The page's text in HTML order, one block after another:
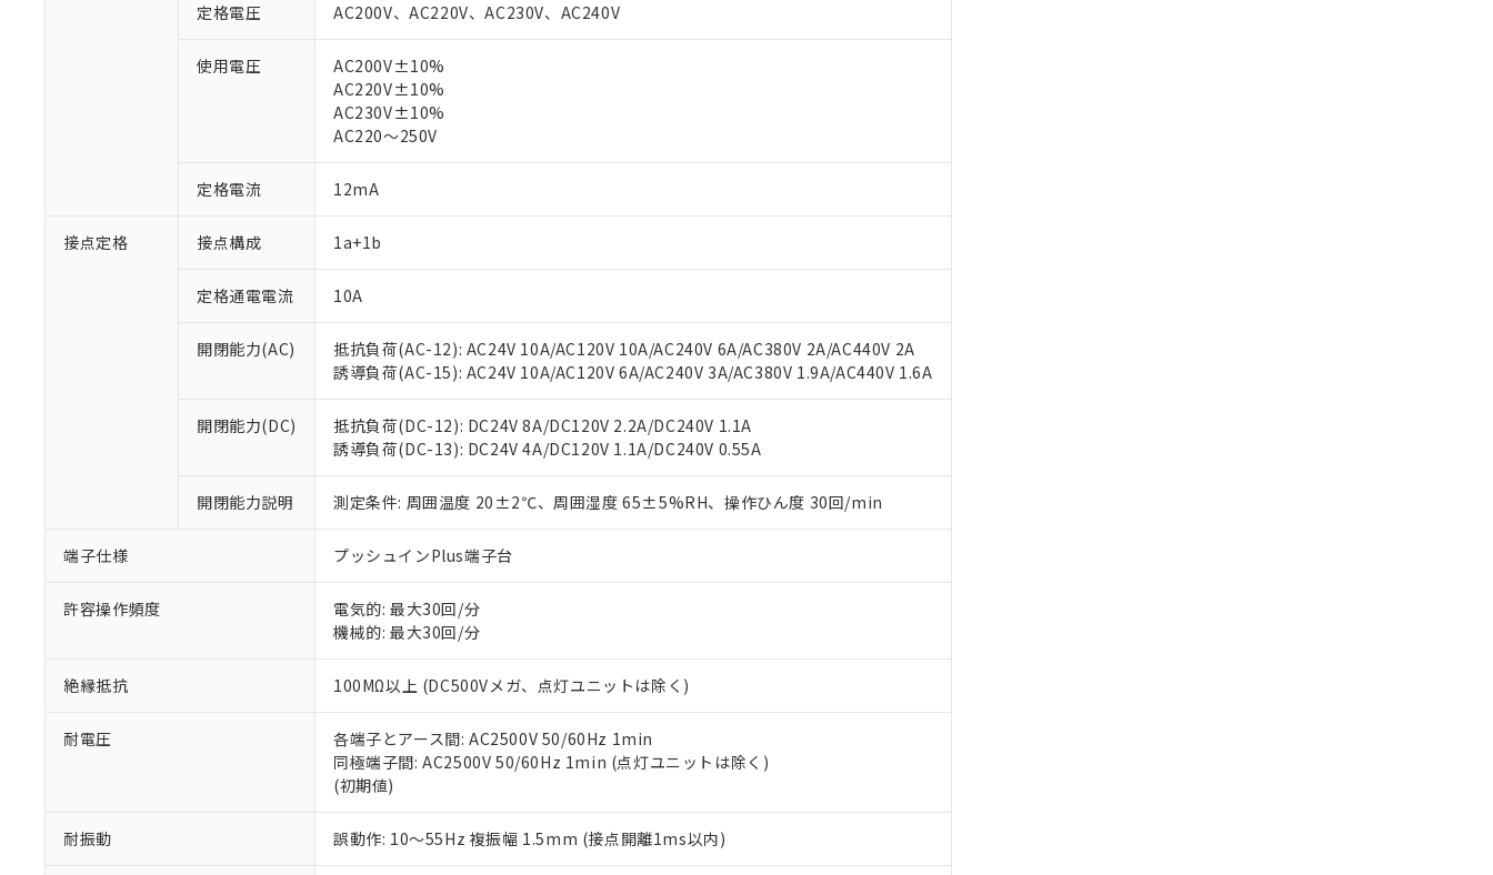
定格電圧 AC200V、AC220V、AC230V、AC240V
使用電圧
AC200V±10%
AC220V±10%
AC230V±10%
AC220～250V
定格電流 12mA
接点定格 接点構成 1a+1b
定格通電電流 10A
開閉能力(AC)
抵抗負荷(AC-12): AC24V 10A/AC120V 10A/AC240V 6A/AC380V 2A/AC440V 2A
誘導負荷(AC-15): AC24V 10A/AC120V 6A/AC240V 3A/AC380V 1.9A/AC440V 1.6A
開閉能力(DC)
抵抗負荷(DC-12): DC24V 8A/DC120V 2.2A/DC240V 1.1A
誘導負荷(DC-13): DC24V 4A/DC120V 1.1A/DC240V 0.55A
開閉能力説明 測定条件: 周囲温度 20±2℃、周囲湿度 65±5%RH、操作ひん度 30回/min
端子仕様 プッシュインPlus端子台
許容操作頻度
電気的: 最大30回/分
機械的: 最大30回/分
絶縁抵抗 100MΩ以上 (DC500Vメガ、点灯ユニットは除く)
耐電圧
各端子とアース間: AC2500V 50/60Hz 1min
同極端子間: AC2500V 50/60Hz 1min (点灯ユニットは除く)
(初期値)
耐振動 誤動作: 10～55Hz 複振幅 1.5mm (接点開離1ms以内)
ご利用条件
以下の条件をお読みいただき、同意のうえご利用ください。
当社制御機器事業取扱商品の中には、本サービスの対象外となる商品もあることをご了承ください。
在庫状況および標準価格照会結果は、記載している更新日時点での社内データに基づき作成されるも
のであり、閲覧された時点での実際の在庫および標準価格とは異なる場合があることをご了承くださ
い。
正式な納期状況および標準価格はお客様のお取引先、またはお客様担当のオムロン制御機器販売店・
当社販売員にご相談ください。
オムロン制御機器販売店や当社販売拠点は「販売ネットワーク
」をご確認ください。
在庫状況および標準価格結果を当社の事前の承諾なく第三者に漏洩または開示しないようお願いしま
す。
マイパーツ機能（部品リスト作成サービス）をご利用いただくには、I-Webメンバーズにご登録され
ている必要があります。
が、当社の製品・サービスに関するお客様との取引・商談に必要な範囲で利用することをご了承くだ
さい。
※当社の共同利用者とは、"個人情報の共同利用に関して"
の「1.共同利用者の範囲」に記載されて
いる法人を指します。
※1 対応状況
対応済み：EU RoHS指令（10物質）の非含有に対応した製品が提供可能な商品です。
対応予定：EU RoHS指令（10物質）の非含有に対応した製品に切り替える予定のある商品です。
非該当品：ライセンス料など無形物で、有害物質有無と関係のない商品です。
仕入先様の事情により、非含有部品としていたものが、含有品と判明した場合などやむを得ず変更すること
があります。
*EU RoHS指令（10物質）：
鉛(Pb) 1000ppm以下、 水銀(Hg) 1000ppm以下、 カドミウム(Cd) 100ppm以下、
六価クロム(Cr(Ⅵ)) 1000ppm以下、ポリ臭化ビフェニル類(PBB) 1000ppm以下、ポリ臭化ジフェニルエーテル類(PBDE) 1000ppm以下、
フタル酸ビス(2-エチルヘキシル) (DEHP)(別名：DOP) 1000ppm以下、フタル酸ブチルベンジル（BBP） 1000ppm以下、フタル酸ジブチ
ル（DBP） 1000ppm以下、フタル酸ジイソブチル (DIBP) 1000ppm以下
但し、RoHS指令で産業用監視および制御機器に対する適用除外項目は除く。
※2 対応予定月
部品在庫の切り替え状況などにより、予定月が前後することがあります。
※3 非含有証明書ダウンロード
下記の非含有証明書をダウンロードすることができます。
EU RoHS指令（10物質）の非含有証明書
51物質の非含有証明書（当社基準）
※本証明書は発行日時点で非含有を証明するもので、過去に遡って非含有を証明するものではありません。
また、RoHS指令のフタル酸エステル類４物質の対応では、対応完了までの期間は出荷製品に未対応品が
混在することから備考欄に対応日を記載しておりました。
既に当社にて対応品への在庫切替を完了していることから、特段のことがない限り、2022年1月12日よ
り割愛しております。
※1 中国RoHS○×表
「－」：未確認です。当社販売部門へお問い合わせください。
*中国RoHS10物質の基準値 (GB/T26572)：
Pb(鉛) :1000ppm、 Hg(水銀) : 1000ppm、 Cd(カドミウム) : 100ppm、
Cr(Ⅵ)(六価クロム) : 1000ppm、 PBBs(ポリ臭化ビフェニル類) : 1000ppm、 PBDEs(ポリ臭化ジフェニルエーテル類) : 1000ppm、
DBP(フタル酸ジブチル) : 1000ppm、 DIBP(フタル酸ジイソブチル) : 1000ppm、 BBP(フタル酸ブチルベンジル) : 1000ppm、
DEHP(フタル酸ビス(2-エチルヘキシル)) : 1000ppm
※2 環境保護使用期限
「ｅ」：有害物質（10物質）のすべてが基準値以下であることを示します。
「10」：通常の使用状況下において有害物質が外部に漏えいし、環境に深刻な影響を及ぼさない年数を意
味します。
「－」：未確認です。当社販売部門へお問い合わせください。
などの必要な手続きをとります。
当社は規制貨物を破棄する場合は、完全に破砕するなど、違法に輸出されないよう必要な手段を講じ
ます。
置等に一切使用いたしません。
当社は、貴社製品を第三者に販売する場合は、上記1、2および3の内容を当該第三者に通知します。
また当社は、販売先および販売に係わる関係者が違法に輸出するおそれがある場合は、取り引きをい
たしません。
記
号
説明
○ 一定数以上の在庫あり
△ 一定数には満たないが在庫あり
－
在庫なし(最新の在庫状況については、お客様のお取引先、またはお客様担当のオムロン制御
機器販売店・当社販売員にご確認ください)
空
白
受注生産機種、また在庫状況の情報を公開していない機種